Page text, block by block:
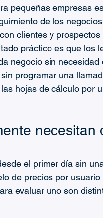
pequeñas empresas
de los
clientes y prospectos
práctico es que los
negocio sin necesidad
programar una
hojas de cálculo por
necesitan
el primer día sin
de precios por usuario
evaluar uno son